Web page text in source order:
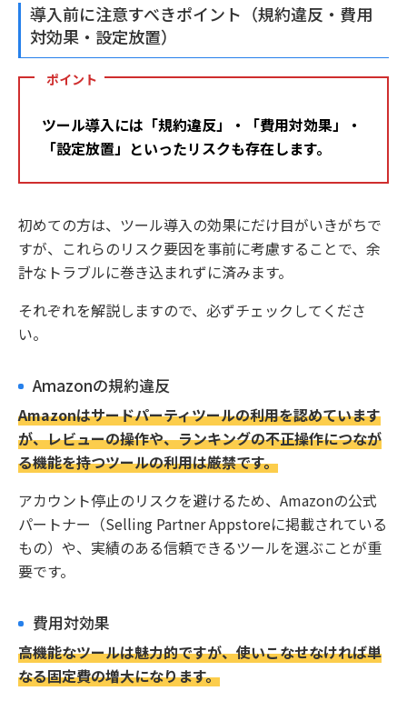
導入前に注意すべきポイント（規約違反・費用
対効果・設定放置）
ポイント
ツール導入には「規約違反」・「費用対効果」・
「設定放置」といったリスクも存在します。
初めての方は、ツール導入の効果にだけ目がいきがちで
すが、これらのリスク要因を事前に考慮することで、余
計なトラブルに巻き込まれずに済みます。
それぞれを解説しますので、必ずチェックしてくださ
い。
Amazonの規約違反
Amazonはサードパーティツールの利用を認めています
が、レビューの操作や、ランキングの不正操作につなが
る機能を持つツールの利用は厳禁です。
アカウント停止のリスクを避けるため、Amazonの公式
パートナー（Selling Partner Appstoreに掲載されている
もの）や、実績のある信頼できるツールを選ぶことが重
要です。
費用対効果
高機能なツールは魅力的ですが、使いこなせなければ単
なる固定費の増大になります。